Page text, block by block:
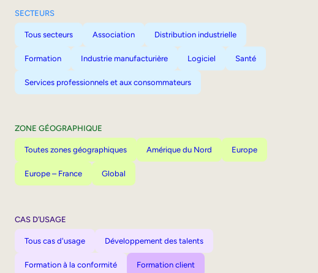
SECTEURS
Tous secteurs Association Distribution industrielle
Formation Industrie manufacturière Logiciel Santé
Services professionnels et aux consommateurs
ZONE GÉOGRAPHIQUE
Toutes zones géographiques Amérique du Nord Europe
Europe – France Global
CAS D’USAGE
Tous cas d'usage Développement des talents
Formation à la conformité Formation client